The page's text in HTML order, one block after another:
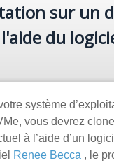
sur un
du
système
vous devrez
à l’aide d’un
Renee Becca , le